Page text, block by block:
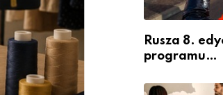
Rusza 8.
programu
Miastem